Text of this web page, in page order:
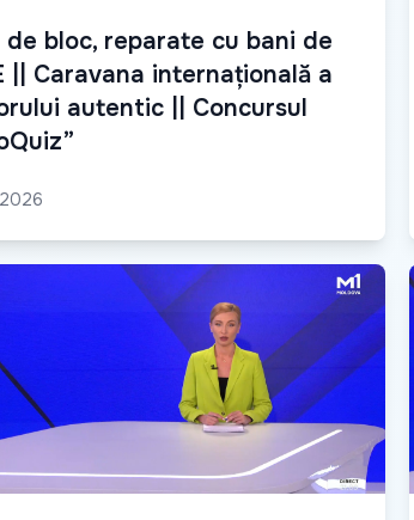
de bloc, reparate cu bani de
|| Caravana internațională a
autentic || Concursul